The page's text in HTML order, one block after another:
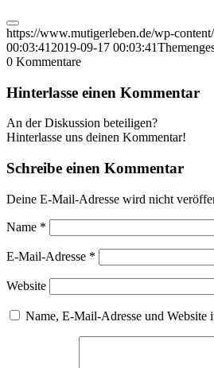
https://www.mutigerleben.de/wp-
00:03:41 2019-09-17 00:03:41
0 Kommentare
Hinterlasse einen Kommentar
An der Diskussion beteiligen?
Hinterlasse uns deinen Kommentar!
Schreibe einen Kommentar
Deine E-Mail-Adresse wird nicht
Name *
E-Mail-Adresse *
Website
Name, E-Mail-Adresse und Website